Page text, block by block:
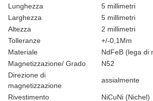
Lunghezza
5 millimetri
Larghezza
5 millimetri
Altezza
2 millimetri
Tolleranze
+/-0,1Mm
Materiale
NdFeB (lega di
Magnetizzazione/ Grado
N52
Direzione di
magnetizzazione
assialmente
Rivestimento NiCuNi (Nichel)